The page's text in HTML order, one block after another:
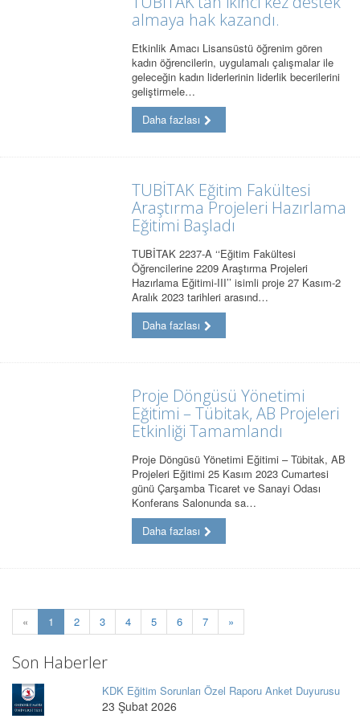
almaya hak kazandı.
Etkinlik Amacı Lisansüstü öğrenim gören
kadın öğrencilerin, uygulamalı çalışmalar ile
geleceğin kadın liderlerinin liderlik becerilerini
geliştirmele…
Daha fazlası
TUBİTAK Eğitim Fakültesi
Araştırma Projeleri Hazırlama
Eğitimi Başladı
TUBİTAK 2237-A ‘‘Eğitim Fakültesi
Öğrencilerine 2209 Araştırma Projeleri
Hazırlama Eğitimi-III’’ isimli proje 27 Kasım-2
Aralık 2023 tarihleri arasınd…
Daha fazlası
Proje Döngüsü Yönetimi
Eğitimi – Tübitak, AB Projeleri
Etkinliği Tamamlandı
Proje Döngüsü Yönetimi Eğitimi – Tübitak, AB
Projeleri Eğitimi 25 Kasım 2023 Cumartesi
günü Çarşamba Ticaret ve Sanayi Odası
Konferans Salonunda sa…
Daha fazlası
« 1 (current)
2 3 4 5 6 7 »
Son Haberler
KDK Eğitim Sorunları Özel Raporu Anket Duyurusu
23 Şubat 2026